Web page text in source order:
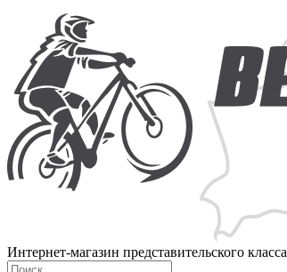
Интернет-магазин представительского класса